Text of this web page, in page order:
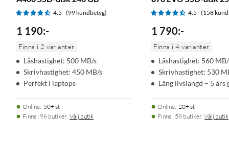
Specifikationer
Formfaktor: M.2 (2280)
Story Memory: Samsung V-NAND TLC
Cache Memory: Samsung 2GB Low Power DDR4 SDRAM
Encryption: AES 256-bit Encryption (Class 0)TCG/Opal
Mått: 80x22x2,3 mm
Vikt: 9 g
4.5 (99 kundbetyg)
1 190:-
Finns i 2 varianter
Läshastighet: 500 MB/s
Skrivhastighet: 450 MB/s
Perfekt i laptops
Online: 50+ st
Finns i 96 butiker. Välj butik
4.5 (158
1 790:-
Finns i 4 varianter
Läshastighet: 560
Skrivhastighet: 530
Lång livslängd – 5 års
Online: 20+ st
Finns i 58 butiker. Välj butik